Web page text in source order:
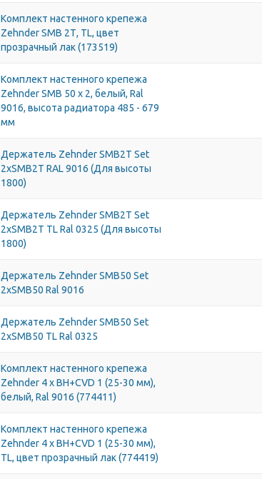
Комплект настенного крепежа
Zehnder SMB 2Т, TL, цвет
прозрачный лак (173519)
Комплект настенного крепежа
Zehnder SMB 50 x 2, белый, Ral
9016, высота радиатора 485 - 679
мм
Держатель Zehnder SMB2Т Set
2хSMB2Т RAL 9016 (Для высоты
1800)
Держатель Zehnder SMB2Т Set
2хSMB2Т TL Ral 0325 (Для высоты
1800)
Держатель Zehnder SMB50 Set
2хSMB50 Ral 9016
Держатель Zehnder SMB50 Set
2хSMB50 TL Ral 0325
Комплект настенного крепежа
Zehnder 4 x BH+CVD 1 (25-30 мм),
белый, Ral 9016 (774411)
Комплект настенного крепежа
Zehnder 4 x BH+CVD 1 (25-30 мм),
TL, цвет прозрачный лак (774419)